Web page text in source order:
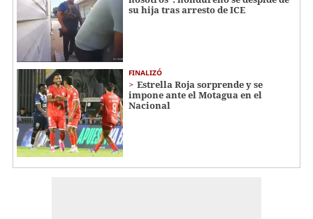
su hija tras arresto de ICE
FINALIZÓ
Estrella Roja sorprende y se
impone ante el Motagua en el
Nacional